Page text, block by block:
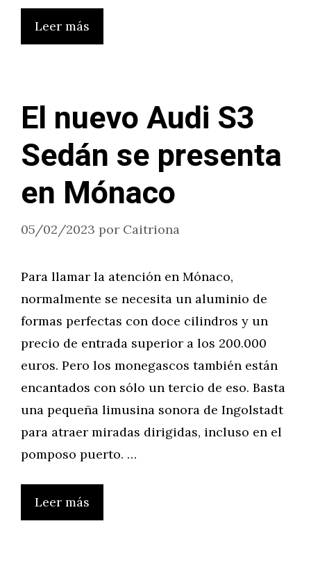
Leer más
El nuevo Audi S3
Sedán se presenta
en Mónaco
05/02/2023 por Caitriona
Para llamar la atención en Mónaco,
normalmente se necesita un aluminio de
formas perfectas con doce cilindros y un
precio de entrada superior a los 200.000
euros. Pero los monegascos también están
encantados con sólo un tercio de eso. Basta
una pequeña limusina sonora de Ingolstadt
para atraer miradas dirigidas, incluso en el
pomposo puerto. …
Leer más